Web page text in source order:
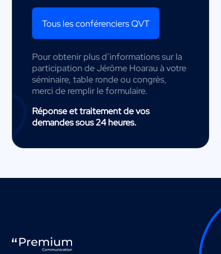
Tous les conférenciers QVT
Pour obtenir plus d’informations sur la
participation de Jérôme Hoarau à votre
séminaire, table ronde ou congrès,
merci de remplir le formulaire.
Réponse et traitement de vos
demandes sous 24 heures.